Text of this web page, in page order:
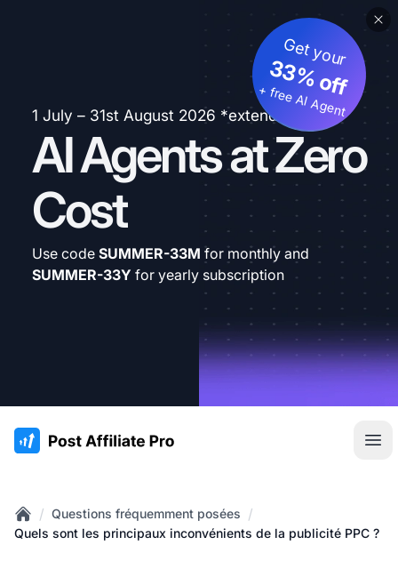
1 July – 31st August 2026 *extended
AI Agents at Zero
Cost
Get your
33% off
+ free AI Agent
Use code SUMMER-33M for monthly and
SUMMER-33Y for yearly subscription
:site.title
Home
/ Questions fréquemment posées /
Quels sont les principaux inconvénients de la publicité PPC ?